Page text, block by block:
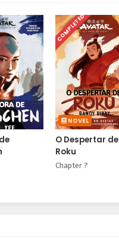
COMPLETED
NOVEL
O Despertar de
Roku
Chapter ?